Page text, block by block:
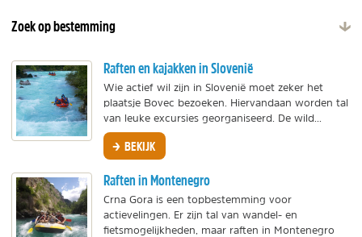
Zoek op bestemming
Raften en kajakken in Slovenië
Wie actief wil zijn in Slovenië moet zeker het
plaatsje Bovec bezoeken. Hiervandaan worden tal
van leuke excursies georganiseerd. De wild...
BEKIJK
Raften in Montenegro
Crna Gora is een topbestemming voor
actievelingen. Er zijn tal van wandel- en
fietsmogelijkheden, maar raften in Montenegro